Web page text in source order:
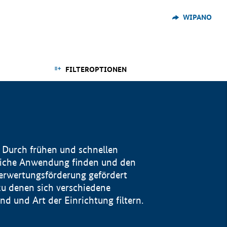
WIPANO
FILTEROPTIONEN
frühen und schnellen
Anwendung finden und den
gefördert
denen sich verschiedene
und Art der Einrichtung filtern.